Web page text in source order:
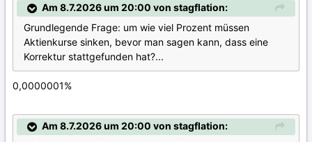
Am 8.7.2026 um 20:00 von stagflation:
Grundlegende Frage: um wie viel Prozent müssen
Aktienkurse sinken, bevor man sagen kann, dass eine
Korrektur stattgefunden hat?...
0,0000001%
Am 8.7.2026 um 20:00 von stagflation: